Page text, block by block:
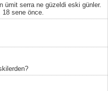
ümit serra ne güzeldi eski günler.
18 sene önce.